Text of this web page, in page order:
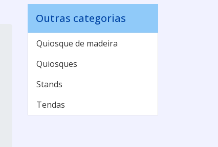
Outras categorias
Quiosque de madeira
Quiosques
Stands
Tendas